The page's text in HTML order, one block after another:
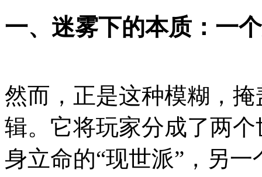
一、迷雾下的本质：一
然而，正是这种模糊，
辑。它将玩家分成了两
身立命的“现世派”，另